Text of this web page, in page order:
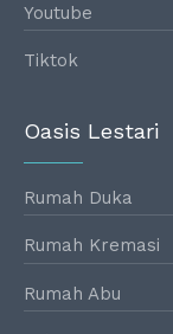
Youtube
Tiktok
Oasis Lestari
Rumah Duka
Rumah Kremasi
Rumah Abu